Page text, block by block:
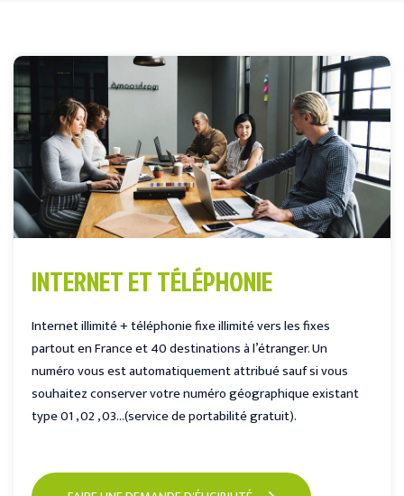
INTERNET ET TÉLÉPHONIE
Internet illimité + téléphonie fixe illimité vers les fixes
partout en France et 40 destinations à l’étranger. Un
numéro vous est automatiquement attribué sauf si vous
souhaitez conserver votre numéro géographique existant
type 01 , 02 , 03…(service de portabilité gratuit).